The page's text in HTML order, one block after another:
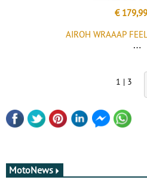
€ 179,99
AIROH WRAAAP
1 | 3
MotoNews